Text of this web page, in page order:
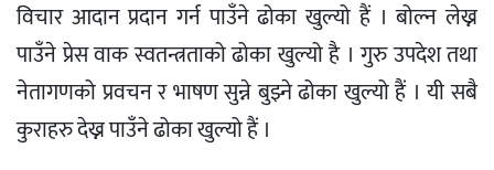
विचार आदान प्रदान गर्न पाउँने ढोका खुल्यो हैं । बोल्न लेख्न
पाउँने प्रेस वाक स्वतन्त्रताको ढोका खुल्यो है । गुरु उपदेश तथा
नेतागणको प्रवचन र भाषण सुन्ने बुझ्ने ढोका खुल्यो हैं । यी सबै
कुराहरु देख्न पाउँने ढोका खुल्यो हैं ।